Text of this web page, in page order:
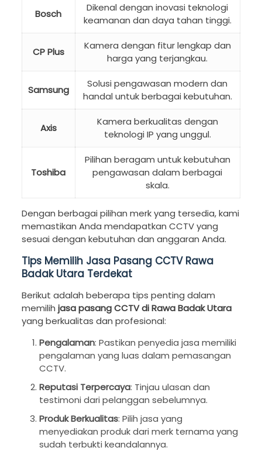
Bosch
Dikenal dengan inovasi teknologi
keamanan dan daya tahan tinggi.
CP Plus
Kamera dengan fitur lengkap dan
harga yang terjangkau.
Samsung
Solusi pengawasan modern dan
handal untuk berbagai kebutuhan.
Axis
Kamera berkualitas dengan
teknologi IP yang unggul.
Toshiba
Pilihan beragam untuk kebutuhan
pengawasan dalam berbagai
skala.
Dengan berbagai pilihan merk yang tersedia, kami
memastikan Anda mendapatkan CCTV yang
sesuai dengan kebutuhan dan anggaran Anda.
Tips Memilih Jasa Pasang CCTV Rawa
Badak Utara Terdekat
Berikut adalah beberapa tips penting dalam
memilih jasa pasang CCTV di Rawa Badak Utara
yang berkualitas dan profesional:
Pengalaman: Pastikan penyedia jasa memiliki
pengalaman yang luas dalam pemasangan
CCTV.
Reputasi Terpercaya: Tinjau ulasan dan
testimoni dari pelanggan sebelumnya.
Produk Berkualitas: Pilih jasa yang
menyediakan produk dari merk ternama yang
sudah terbukti keandalannya.